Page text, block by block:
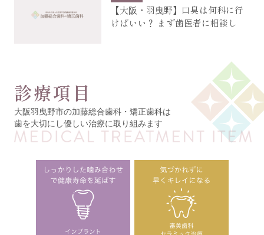
【大阪・羽曳野】口臭は何科に行
けばいい？ まず歯医者に相談し
診療項目
大阪羽曳野市の加藤総合歯科・矯正歯科は
歯を大切にし優しい治療に取り組みます